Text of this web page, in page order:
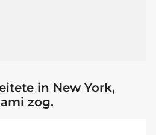
in New York,
zog.